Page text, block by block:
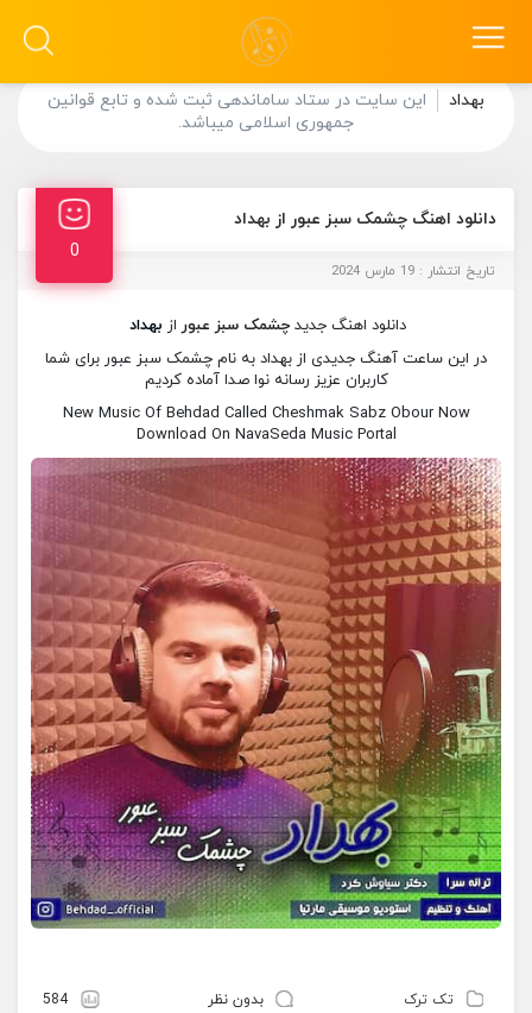
بهداد
این سایت در ستاد ساماندهی ثبت شده و تابع قوانین
جمهوری اسلامی میباشد.
دانلود اهنگ چشمک سبز عبور از بهداد
0
تاریخ انتشار : 19 مارس 2024
دانلود اهنگ جدیدچشمک سبز عبور از بهداد
در این ساعت آهنگ جدیدی از بهداد به نام چشمک سبز عبور برای شما
کاربران عزیز رسانه نوا صدا آماده کردیم
New Music Of Behdad Called Cheshmak Sabz Obour Now
Download On NavaSeda Music Portal
تک ترک بدون نظر 584